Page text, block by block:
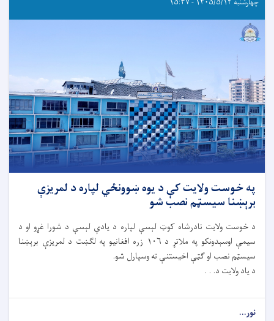
په خوست ولایت کې د یوه ښوونځي لپاره د لمریزې
برېښنا سیسټم نصب شو
د خوست ولایت نادرشاه کوټ لېسې لپاره د یادې لېسې د شورا غړو او د
سیمې اوسېدونکو په ملاتړ د ۱۰۶ زره افغانیو په لګښت د لمریزې برېښنا
سیسټم نصب او ګټې اخیستنې ته وسپارل شو.
د یاد ولایت د. . .
نور...